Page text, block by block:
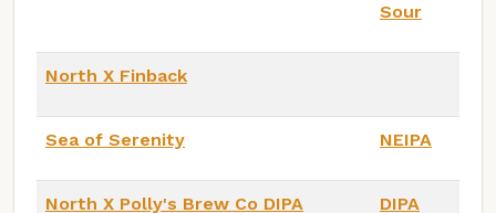
Sour
North X Finback
Sea of Serenity NEIPA
North X Polly's Brew Co DIPA DIPA